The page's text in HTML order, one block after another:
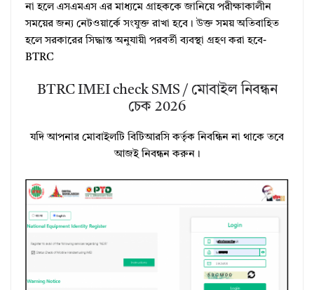
না হলে এসএমএস এর মাধ্যমে গ্রাহককে জানিয়ে পরীক্ষাকালীন
সময়ের জন্য নেটওয়ার্কে সংযুক্ত রাখা হবে। উক্ত সময় অতিবাহিত
হলে সরকারের সিদ্ধান্ত অনুযায়ী পরবর্তী ব্যবস্থা গ্রহণ করা হবে-
BTRC
BTRC IMEI check SMS / মোবাইল নিবন্ধন
চেক 2026
যদি আপনার মোবাইলটি বিটিআরসি কর্তৃক নিবন্ধিন না থাকে তবে
আজই নিবন্ধন করুন।